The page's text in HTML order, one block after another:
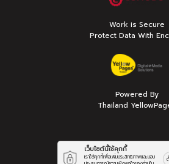
Work is Secure
Protect Data With
Powered By
Thailand
เว็บไซต์นี้ใช้คุกกี้
เราใช้คุกกี้เพื่อเพิ่มประสิทธิภาพและมอบ